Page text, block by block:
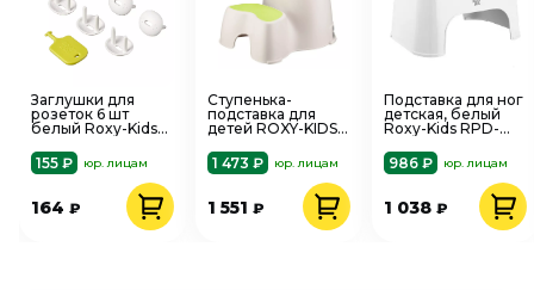
Заглушки для
розеток 6 шт
белый Roxy-Kids
155 ₽
юр. лицам
164 ₽
Ступенька-
подставка для
детей ROXY-KIDS
RPD-002
1 473 ₽ юр. лицам
1 551 ₽
Подставка для ног
детская, белый
Roxy-Kids RPD-
986 ₽
юр. лицам
1 038 ₽